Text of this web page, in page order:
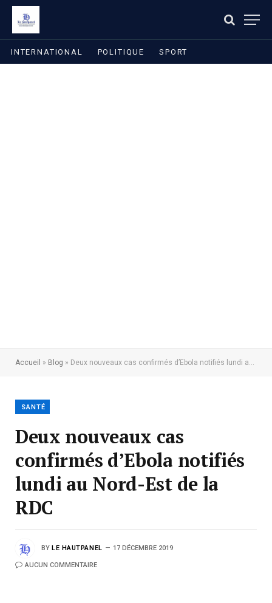
INTERNATIONAL POLITIQUE SPORT
Accueil » Blog » Deux nouveaux cas confirmés d’Ebola notifiés lundi au Nord-Est de la RDC
SANTÉ
Deux nouveaux cas
confirmés d’Ebola notifiés
lundi au Nord-Est de la
RDC
BY LE HAUTPANEL 17 DÉCEMBRE 2019
AUCUN COMMENTAIRE